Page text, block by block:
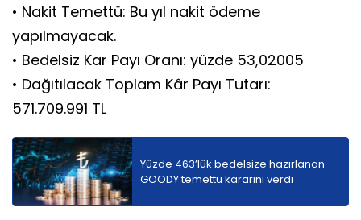
• Nakit Temettü: Bu yıl nakit ödeme
yapılmayacak.
• Bedelsiz Kar Payı Oranı: yüzde 53,02005
• Dağıtılacak Toplam Kâr Payı Tutarı:
571.709.991 TL
Yüzde 463’lük bedelsize hazırlanan
GOODY temettü kararını verdi